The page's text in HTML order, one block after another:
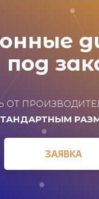
под
ОТ
ЗАЯВКА
ЗАЯВКА